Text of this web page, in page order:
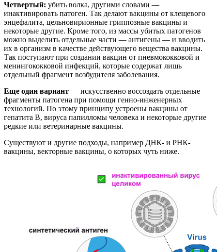
Четвертый: убить волка, другими словами —
инактивировать патоген. Так делают вакцины от клещевого
энцефалита, цельновирионные гриппозные вакцины и
некоторые другие. Кроме того, из массы убитых патогенов
можно выделить отдельные части — антигены — и вводить
их в организм в качестве действующего вещества вакцины.
Так поступают при создании вакцин от пневмококковой и
менингококковой инфекций, которые содержат лишь
отдельный фрагмент возбудителя заболевания.
Еще один вариант — искусственно воссоздать отдельные
фрагменты патогена при помощи генно-инженерных
технологий. По этому принципу устроены вакцины от
гепатита B, вируса папилломы человека и некоторые другие
редкие или ветеринарные вакцины.
Существуют и другие подходы, например ДНК- и РНК-
вакцины, векторные вакцины, о которых чуть ниже.